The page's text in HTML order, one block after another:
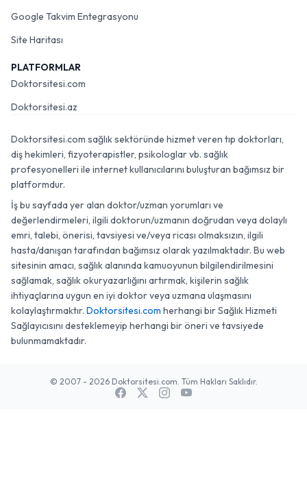
Google Takvim Entegrasyonu
Site Haritası
PLATFORMLAR
Doktorsitesi.com
Doktorsitesi.az
Doktorsitesi.com sağlık sektöründe hizmet veren tıp doktorları,
diş hekimleri, fizyoterapistler, psikologlar vb. sağlık
profesyonelleri ile internet kullanıcılarını buluşturan bağımsız bir
platformdur.
İş bu sayfada yer alan doktor/uzman yorumları ve
değerlendirmeleri, ilgili doktorun/uzmanın doğrudan veya dolaylı
emri, talebi, önerisi, tavsiyesi ve/veya ricası olmaksızın, ilgili
hasta/danışan tarafından bağımsız olarak yazılmaktadır. Bu web
sitesinin amacı, sağlık alanında kamuoyunun bilgilendirilmesini
sağlamak, sağlık okuryazarlığını artırmak, kişilerin sağlık
ihtiyaçlarına uygun en iyi doktor veya uzmana ulaşmasını
kolaylaştırmaktır. Doktorsitesi.com herhangi bir Sağlık Hizmeti
Sağlayıcısını desteklemeyip herhangi bir öneri ve tavsiyede
bulunmamaktadır.
© 2007 - 2026 Doktorsitesi.com. Tüm Hakları Saklıdır.